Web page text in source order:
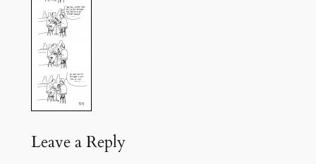
Leave a Reply